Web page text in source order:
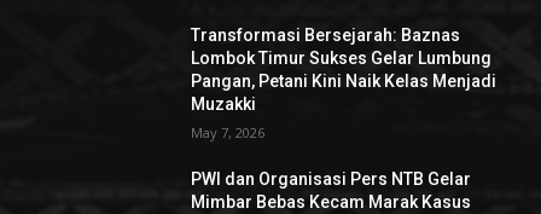
Transformasi Bersejarah: Baznas
Lombok Timur Sukses Gelar Lumbung
Pangan, Petani Kini Naik Kelas Menjadi
Muzakki
May 7, 2026
PWI dan Organisasi Pers NTB Gelar
Mimbar Bebas Kecam Marak Kasus